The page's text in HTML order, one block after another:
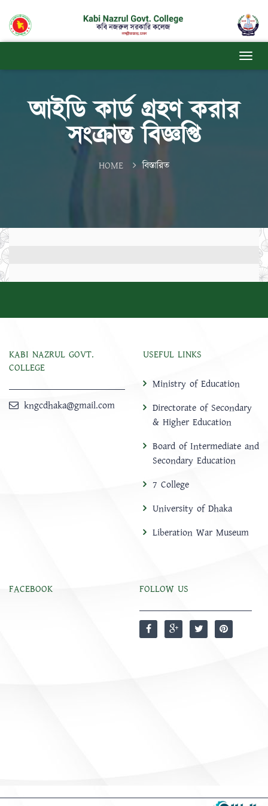
আইডি কার্ড গ্রহণ করার
সংক্রান্ত বিজ্ঞপ্তি
HOME বিস্তারিত
KABI NAZRUL GOVT.
COLLEGE
kngcdhaka@gmail.com
USEFUL LINKS
Ministry of Education
Directorate of Secondary
& Higher Education
Board of Intermediate and
Secondary Education
7 College
University of Dhaka
Liberation War Museum
FACEBOOK FOLLOW US